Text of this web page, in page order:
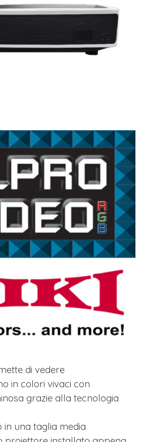
di vedere
in colori vivaci con
grazie alla tecnologia
in una taglia media